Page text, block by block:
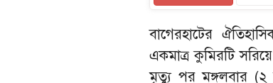
বাগেরহাটের
একমাত্র কুমিরটি
মৃত্যু পর মঙ্গলবার (২